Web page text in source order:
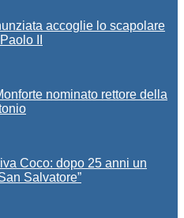
accoglie lo scapolare
II
nominato rettore della
Coco: dopo 25 anni un
Salvatore”